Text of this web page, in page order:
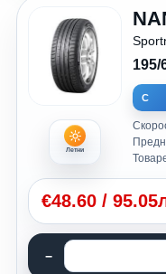
Летни
195/
C
€48.60 /